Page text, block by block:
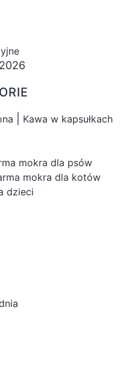
2026
Kawa w kapsułkach
mokra dla psów
mokra dla kotów
dzieci